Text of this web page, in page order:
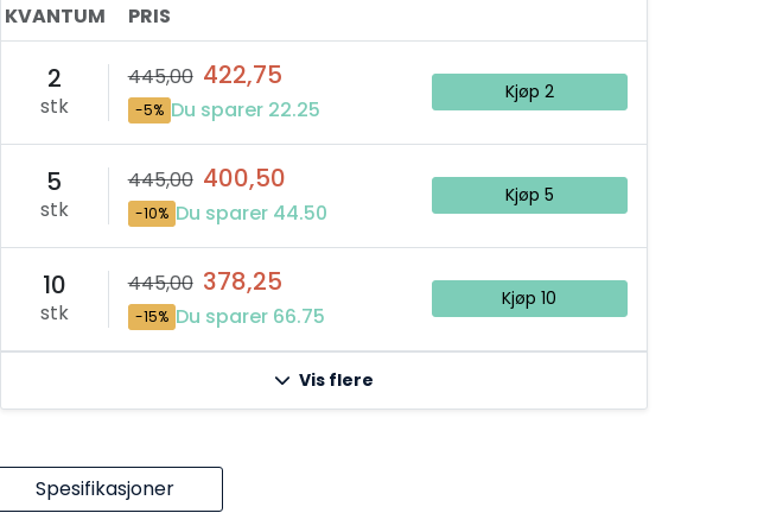
KVANTUM PRIS
2
stk
445,00 422,75
-5% Du sparer 22.25
Kjøp 2
5
stk
445,00 400,50
-10% Du sparer 44.50
Kjøp 5
10
stk
445,00 378,25
-15% Du sparer 66.75
Kjøp 10
Vis flere
Spesifikasjoner